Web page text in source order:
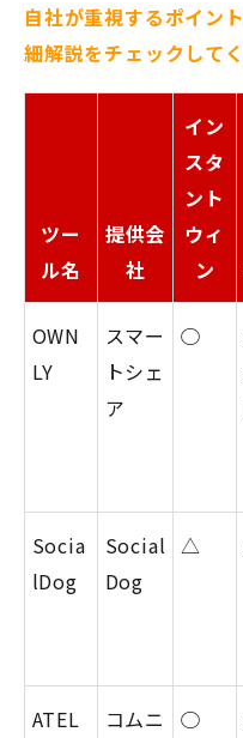
自社が重視するポイン
細解説をチェックしてく
ツー
ル名
提供会
社
イン
スタ
ント
ウィ
ン
OWN
LY
スマー
トシェ
ア
◯
Socia
lDog
Social
Dog
△
ATEL
コムニ
◯